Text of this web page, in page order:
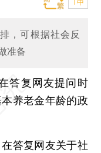
T中
，可根据社会反
准备
复网友提问时
养老金年龄的政
答复网友关于社